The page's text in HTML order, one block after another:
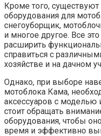
Кроме того,
оборудования для
снегоуборщик,
и многое другое. Все
расширить
справиться с
хозяйстве и на дачном
Однако, при выборе
мотоблока Кама,
аксессуаров с
стоит обращать
оборудования, чтобы
время и эффективно